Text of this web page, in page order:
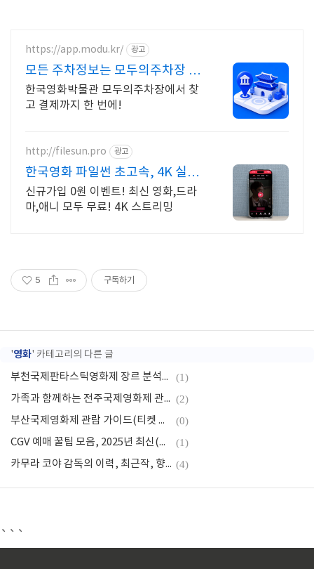
https://app.modu.kr/ 광고
모든 주차정보는 모두의주차장 주
차장 검색은 모두의주차장
한국영화박물관 모두의주차장에서 찾
고 결제까지 한 번에!
http://filesun.pro 광고
한국영화 파일썬 초고속, 4K 실시
간 보기!
신규가입 0원 이벤트! 최신 영화,드라
마,애니 모두 무료! 4K 스트리밍
5 구독하기
'영화' 카테고리의 다른 글
부천국제판타스틱영화제 장르 분석(공포, 판타지, 스릴러) (1)
가족과 함께하는 전주국제영화제 관람팁(영화 선택, 이동, 가족 대화) (2)
부산국제영화제 관람 가이드(티켓 예매, 주요 지역, 실속 관람) (0)
CGV 예매 꿀팁 모음, 2025년 최신(예매 타이밍,할인과 적립, 좌석 선택) (1)
카무라 코야 감독의 이력, 최근작, 향후 기대 (4)
```